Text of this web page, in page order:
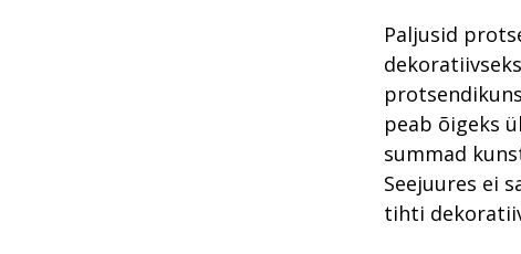
Paljusid
peab õigeks
summad
Seejuures ei
tihti